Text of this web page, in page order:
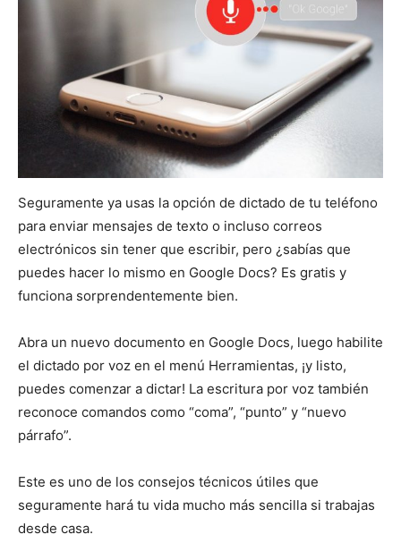
Seguramente ya usas la opción de dictado de tu teléfono
para enviar mensajes de texto o incluso correos
electrónicos sin tener que escribir, pero ¿sabías que
puedes hacer lo mismo en Google Docs? Es gratis y
funciona sorprendentemente bien.
Abra un nuevo documento en Google Docs, luego habilite
el dictado por voz en el menú Herramientas, ¡y listo,
puedes comenzar a dictar! La escritura por voz también
reconoce comandos como “coma”, “punto” y “nuevo
párrafo”.
Este es uno de los consejos técnicos útiles que
seguramente hará tu vida mucho más sencilla si trabajas
desde casa.